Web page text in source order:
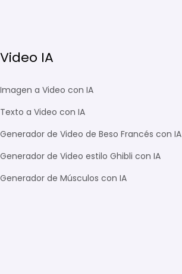
Video IA
Imagen a Video con IA
Texto a Video con IA
Generador de Video de Beso Francés con IA
Generador de Video estilo Ghibli con IA
Generador de Músculos con IA